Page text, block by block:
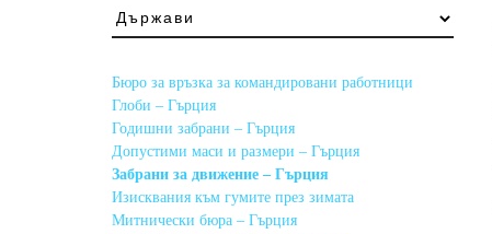
Какво
трябва
знам,
ако
пътувам
за
…
Бюро за връзка за командировани работници
Глоби – Гърция
Годишни забрани – Гърция
Допустими маси и размери – Гърция
Забрани за движение – Гърция
Изисквания към гумите през зимата
Митнически бюра – Гърция